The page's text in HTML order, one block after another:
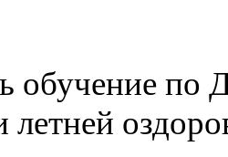
обучение
летней